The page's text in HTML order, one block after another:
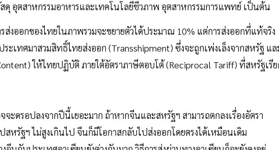
อุตสาหกรรมอาหารและเทคโนโลยีชีวภาพ อุตสาหกรรมการแพทย์ เป็นต้น
ส่งออกของไทยในภาพรวมจะขยายตัวได้ประมาณ 10% แต่การส่งออกที่แท้จริง
ะเทศมาสวมสิทธิ์ไทยส่งออก (Transshipment) ซึ่งจะถูกเพ่งเล็งจากสหรัฐ แล
ให้ไทยปฏิบัติ ภายใต้อัตราภาษีตอบโต้ (Reciprocal Tariff) ที่สหรัฐเรี
จะดรอปลงจากปีนี้เยอะมาก ถ้าหากจีนและสหรัฐฯ สามารถตกลงเรื่องอัตรา
หรัฐฯ ไม่สูงเกินไป จีนก็มีโอกาสกลับไปส่งออกโดยตรงได้เหมือนเดิม